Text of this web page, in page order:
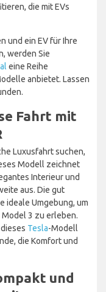
die mit EVs
und ein EV für Ihre
werden Sie
eine Reihe
anbietet. Lassen
Fahrt mit
Luxusfahrt suchen,
Modell zeichnet
Interieur und
aus. Die gut
ideale Umgebung, um
3 zu erleben.
Tesla-Modell
die Komfort und
und